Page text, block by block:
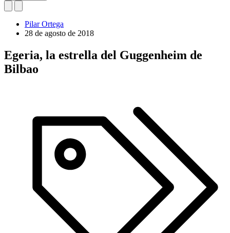
Pilar Ortega
28 de agosto de 2018
Egeria, la estrella del Guggenheim de
Bilbao